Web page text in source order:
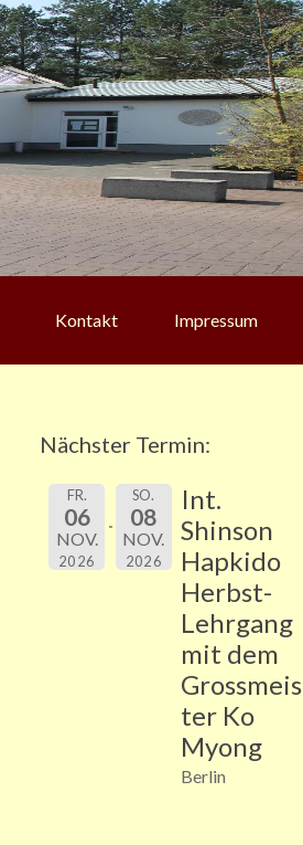
Kontakt Impressum
Nächster Termin:
FR.
06
NOV.
2026
SO.
08
NOV.
2026
Int.
Shinson
Hapkido
Herbst-
Lehrgang
mit dem
Grossmeis
ter Ko
Myong
Berlin